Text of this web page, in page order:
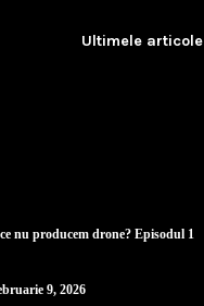
Ultimele articole
nu producem drone? Episodul 1
9, 2026